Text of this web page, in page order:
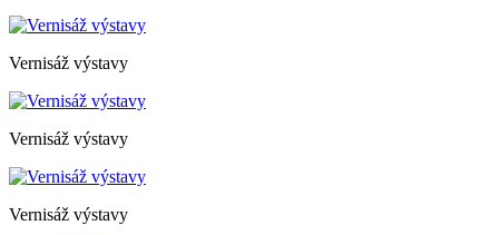
Vernisáž výstavy
Vernisáž výstavy
Vernisáž výstavy